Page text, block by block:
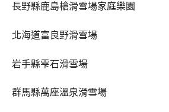
長野縣鹿島槍滑雪場家庭樂園
北海道富良野滑雪場
岩手縣雫石滑雪場
群馬縣萬座溫泉滑雪場